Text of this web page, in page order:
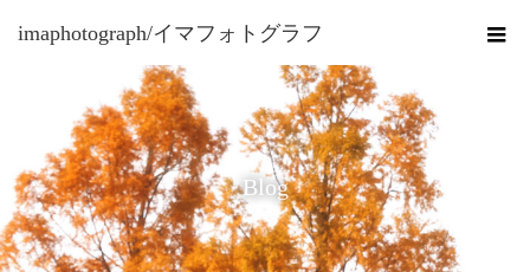
imaphotograph/イマフォトグラフ
Blog